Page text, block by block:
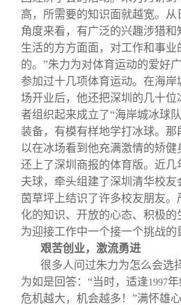
高，所需要的知识面就越宽。
角度来看，有广泛的兴趣涉猎
生活的方方面面，对工作和事业
的。”朱力为对体育运动的爱好
参加过十几项体育运动。在海岸
场开业后，他还把深圳的几十
者组织起来成立了“海岸城冰球
装备，有模有样地学打冰球。
以在冰场看到他充满激情的矫
还上了深圳商报的体育版。近几
夫球，牵头组建了深圳清华校
茵草坪上结识了许多校友朋友
化的知识、开放的心态、积极
为迎接工作中一个接一个挑战的
艰苦创业，激流勇进
很多人问过朱力为怎么会选
为如是回答：“当时，适逢1997年
危机越大，机会越多！”满怀雄